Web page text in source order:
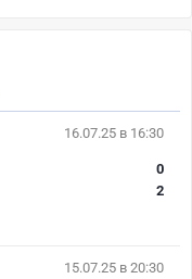
16.07.25 в 16:30
0
2
15.07.25 в 20:30